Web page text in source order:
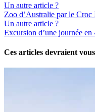
Un autre article ?
Zoo d’Australie par le Croc
Un autre article ?
Excursion d’une journée
Ces articles devraient